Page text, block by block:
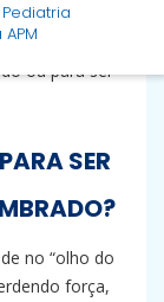
SER
no “olho do
força,